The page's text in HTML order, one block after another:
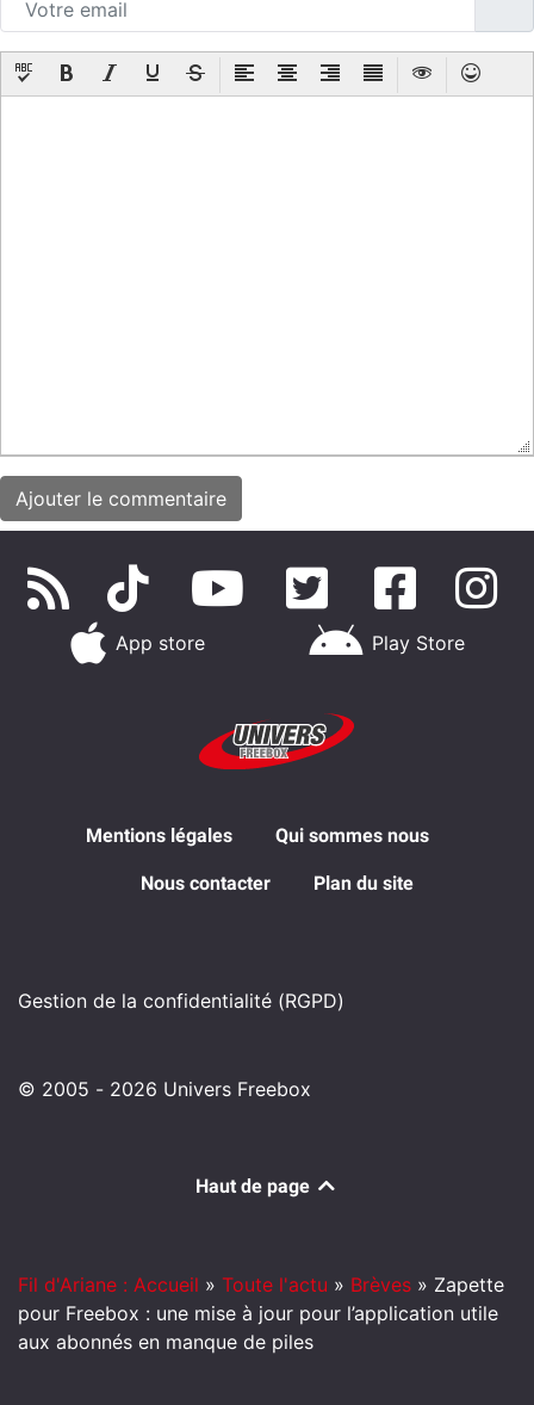
App store Play Store
Mentions légales Qui sommes nous
Nous contacter Plan du site
Gestion de la confidentialité (RGPD)
© 2005 - 2026 Univers Freebox
Haut de page
Fil d'Ariane : Accueil » Toute l'actu » Brèves » Zapette
pour Freebox : une mise à jour pour l’application utile
aux abonnés en manque de piles